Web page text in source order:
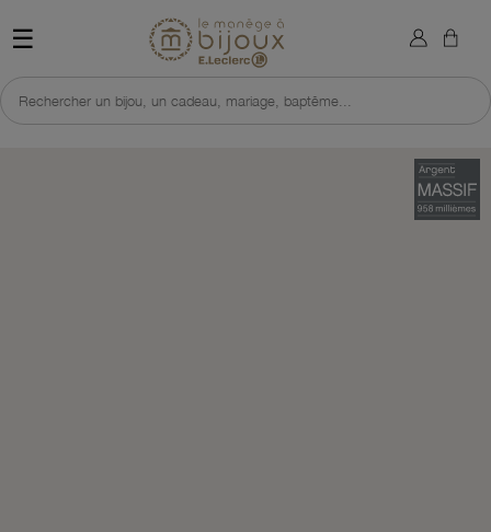
☰ Retour à l'accueil du site
Rechercher un bijou, un cadeau, mariage, baptême...
×